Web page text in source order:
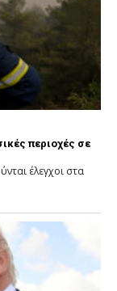
περιοχές σε
έλεγχοι στα